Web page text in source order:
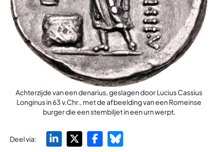
Achterzijde van een denarius, geslagen door Lucius Cassius
Longinus in 63 v.Chr., met de afbeelding van een Romeinse
burger die een stembiljet in een urn werpt.
Deel via: